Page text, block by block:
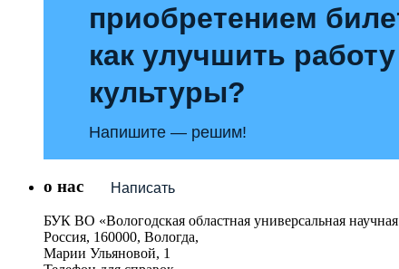
приобретением
как улучшить
культуры?
Напишите — решим!
Написать
о нас
БУК ВО «Вологодская областная универсальная
Россия, 160000, Вологда,
Марии Ульяновой, 1